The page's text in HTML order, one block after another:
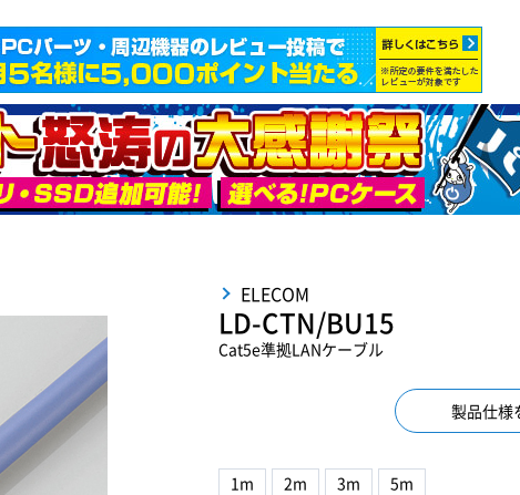
ELECOM
LD-CTN/BU15
Cat5e準拠LANケーブル
製品仕様
1m 2m 3m 5m